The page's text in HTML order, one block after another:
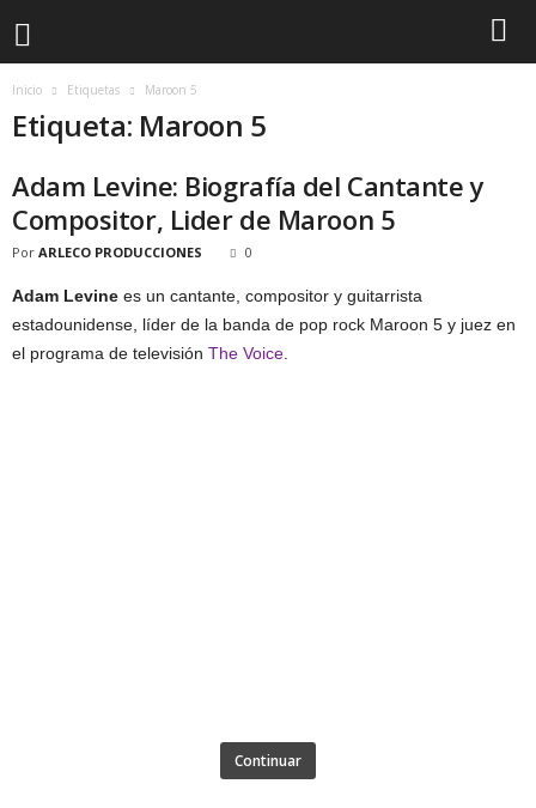
Inicio Etiquetas Maroon 5
Etiqueta: Maroon 5
Adam Levine: Biografía del Cantante y
Compositor, Lider de Maroon 5
Por ARLECO PRODUCCIONES 0
Adam Levine es un cantante, compositor y guitarrista
estadounidense, líder de la banda de pop rock Maroon 5 y juez en
el programa de televisión The Voice
Continuar